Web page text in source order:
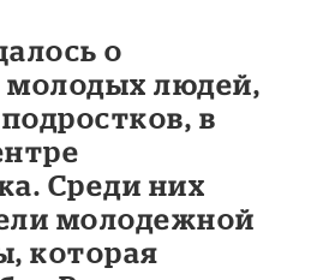
о
молодых людей,
в
Среди них
молодежной
которая